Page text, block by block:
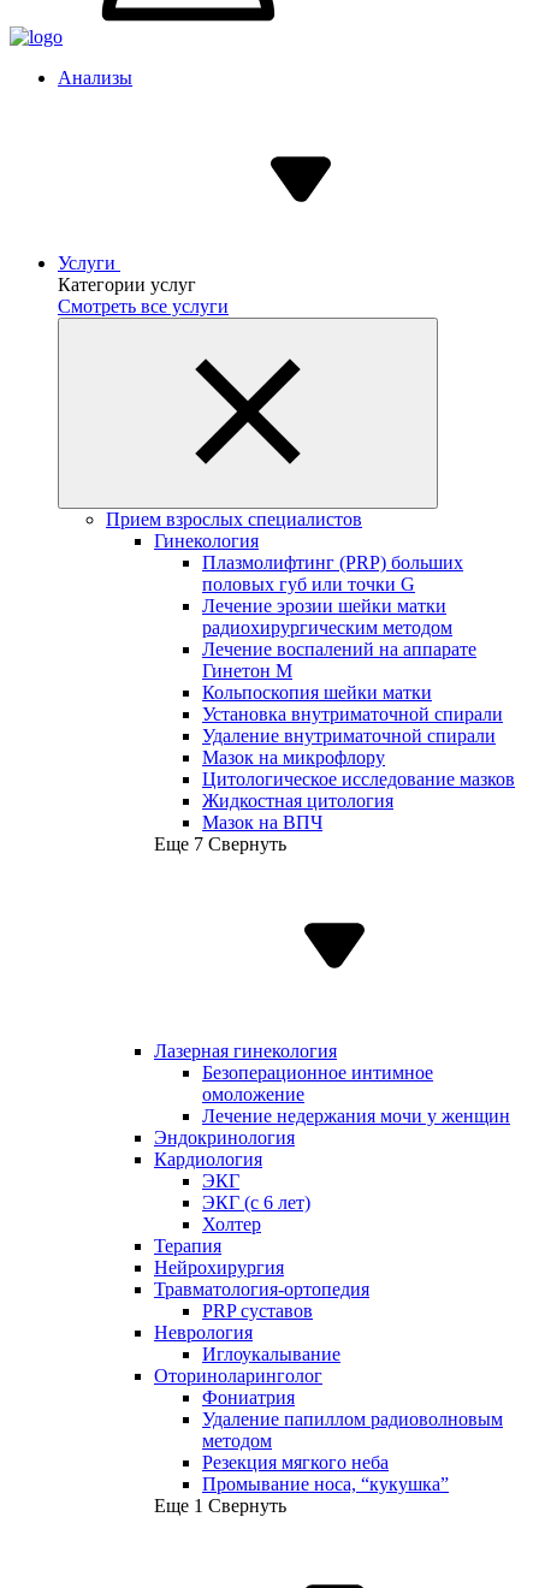
Анализы
Услуги
Категории услуг
Смотреть все услуги
Прием взрослых специалистов
Гинекология
Плазмолифтинг (PRP) больших
половых губ или точки G
Лечение эрозии шейки матки
радиохирургическим методом
Лечение воспалений на аппарате
Гинетон М
Кольпоскопия шейки матки
Установка внутриматочной спирали
Удаление внутриматочной спирали
Мазок на микрофлору
Цитологическое исследование мазков
Жидкостная цитология
Мазок на ВПЧ
Еще 7 Свернуть
Лазерная гинекология
Безоперационное интимное
омоложение
Лечение недержания мочи у женщин
Эндокринология
Кардиология
ЭКГ
ЭКГ (с 6 лет)
Холтер
Терапия
Нейрохирургия
Травматология-ортопедия
PRP суставов
Неврология
Иглоукалывание
Оториноларинголог
Фониатрия
Удаление папиллом радиоволновым
методом
Резекция мягкого неба
Промывание носа, “кукушка”
Еще 1 Свернуть